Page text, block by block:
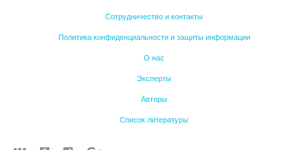
Сотрудничество и контакты
Политика конфиденциальности и защиты информации
О нас
Эксперты
Авторы
Список литературы